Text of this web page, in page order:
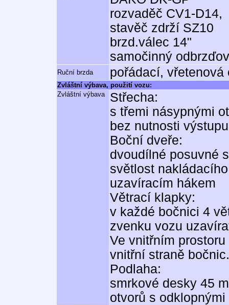
rozvaděč CV1-D14,
stavěč zdrží SZ10
brzd.válec 14"
samočinný
Ruční brzda pořádací,
Zvláštní výbava, použití vozu:
Zvláštní výbava
Střecha:
s třemi násypnými
bez nutnosti
Boční dveře:
dvoudílné posuvné
světlost
uzavíracím hákem
Větrací klapky:
v každé bočnici 4
zvenku vozu
Ve vnitřním
vnitřní straně bočnic.
Podlaha:
smrkové desky 45
otvorů s